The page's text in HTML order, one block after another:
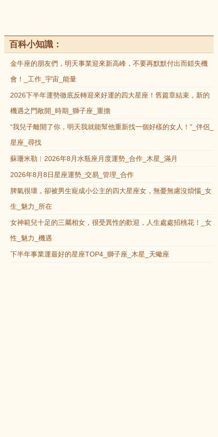
百科小知識：
金牛座的朋友們，明天事業迎來新高峰，不要再默默付出而錯失機
會！_工作_宇宙_能量
2026下半年運勢徹底反轉迎來好運的四大星座！舊篇章結束，新的
機遇之門敞開_時期_獅子座_重擔
“我兒子離開了你，明天我就能幫他重新找一個好樣的女人！”_伴侶_
星座_尋找
蘇珊米勒︱2026年8月水瓶座月度運勢_合作_木星_滿月
2026年8月8日星座運勢_交易_管理_合作
脾氣很壞，卻被男生寵成小公主的四大星座女，無憂無慮沒煩惱_女
生_魅力_所在
女神範兒十足的三屬相女，很受異性的歡迎，人生處處招桃花！_女
性_魅力_機遇
下半年事業運最好的星座TOP4_獅子座_木星_天蠍座